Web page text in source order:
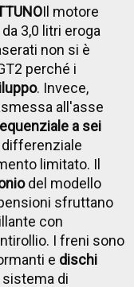
Il motore
da 3,0 litri eroga
non si è
perché i
. Invece,
all'asse
a sei
limitato. Il
del modello
sfruttano
con
I freni sono
e dischi
di